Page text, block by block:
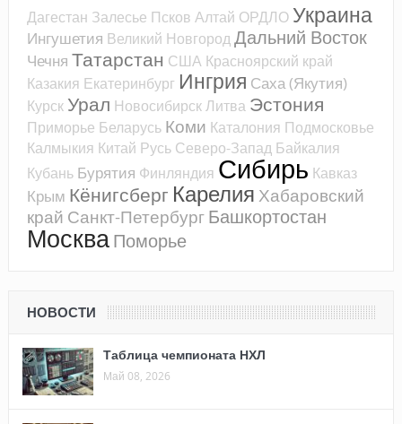
Дагестан Залесье Псков Алтай ОРДЛО Украина
Ингушетия Великий НовгородДальний Восток
Чечня Татарстан США Красноярский край
Казакия Екатеринбург Ингрия Саха (Якутия)
Курск Урал НовосибирскЛитва Эстония
Приморье Беларусь Коми Каталония Подмосковье
Калмыкия Китай Русь Северо-Запад Байкалия
Кубань Бурятия Финляндия Сибирь Кавказ
Крым Кёнигсберг Карелия Хабаровский
край Санкт-Петербург Башкортостан
МоскваПоморье
НОВОСТИ
Таблица чемпионата НХЛ
Май 08, 2026